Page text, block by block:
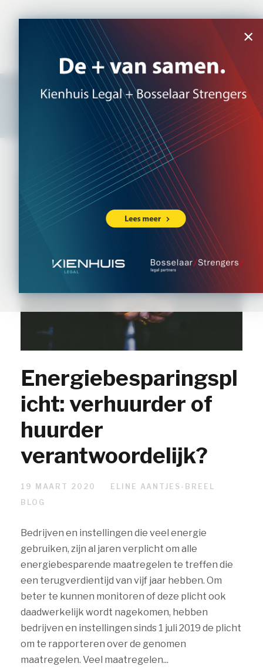
×
NL|EN
Energiebesparingspl
icht: verhuurder of
huurder
verantwoordelijk?
19 MAART 2020
ELINE AANTJES-BREEL
BLOG
Bedrijven en instellingen die veel energie
gebruiken, zijn al jaren verplicht om alle
energiebesparende maatregelen te treffen die
een terugverdientijd van vijf jaar hebben. Om
beter te kunnen monitoren of deze plicht ook
daadwerkelijk wordt nagekomen, hebben
bedrijven en instellingen sinds 1 juli 2019 de plicht
om te rapporteren over de genomen
maatregelen. Veel maatregelen...